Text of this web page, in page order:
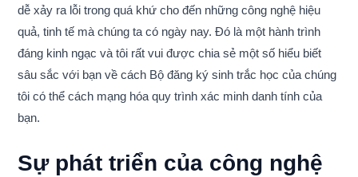
dễ xảy ra lỗi trong quá khứ cho đến những công nghệ hiệu
quả, tinh tế mà chúng ta có ngày nay. Đó là một hành trình
đáng kinh ngạc và tôi rất vui được chia sẻ một số hiểu biết
sâu sắc với bạn về cách Bộ đăng ký sinh trắc học của chúng
tôi có thể cách mạng hóa quy trình xác minh danh tính của
bạn.
Sự phát triển của công nghệ